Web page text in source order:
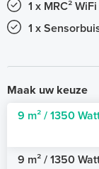
1 x MRC²
1 x
Maak uw keuze
9 m² / 1350
9 m² / 1350